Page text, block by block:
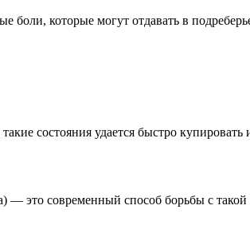
которые могут отдавать в
состояния удается быстро
это современный способ борьбы с такой